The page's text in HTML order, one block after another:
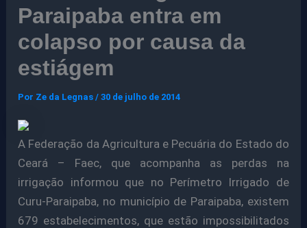
Paraipaba entra em
colapso por causa da
estiágem
Por Ze da Legnas/30 de julho de 2014
A Federação da Agricultura e Pecuária do Estado do
Ceará – Faec, que acompanha as perdas na
irrigação informou que no Perímetro Irrigado de
Curu-Paraipaba, no município de Paraipaba, existem
679 estabelecimentos, que estão impossibilitados